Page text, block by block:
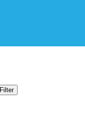
Filter